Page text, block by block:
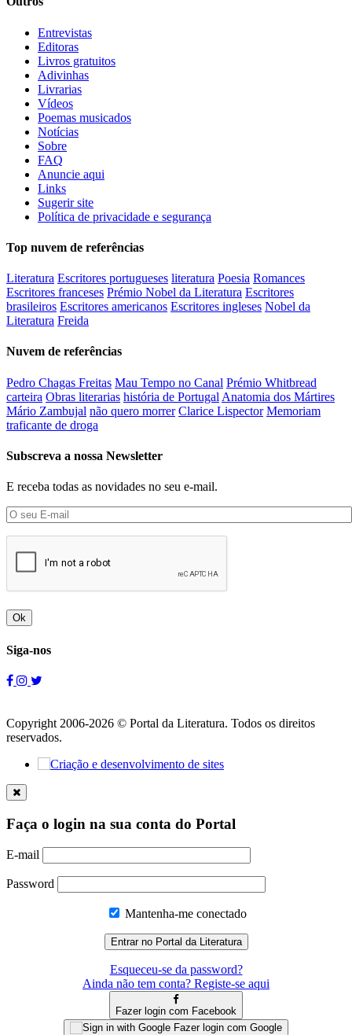
Entrevistas
Editoras
Livros gratuitos
Adivinhas
Livrarias
Vídeos
Poemas musicados
Notícias
Sobre
FAQ
Anuncie aqui
Links
Sugerir site
Política de privacidade e segurança
Top nuvem de referências
Literatura Escritores portugueses literatura Poesia Romances
Escritores franceses Prémio Nobel da Literatura Escritores
brasileiros Escritores americanos Escritores ingleses Nobel da
Literatura Freida
Nuvem de referências
Pedro Chagas Freitas Mau Tempo no Canal Prémio Whitbread
carteira Obras literarias história de Portugal Anatomia dos Mártires
Mário Zambujal não quero morrer Clarice Lispector Memoriam
traficante de droga
Subscreva a nossa Newsletter
E receba todas as novidades no seu e-mail.
Ok
Siga-nos
Copyright 2006-2026 © Portal da Literatura. Todos os direitos
reservados.
Faça o login na sua conta do Portal
E-mail
Password
Mantenha-me conectado
Esqueceu-se da password?
Ainda não tem conta? Registe-se aqui
Fazer login com Facebook
Fazer login com Google